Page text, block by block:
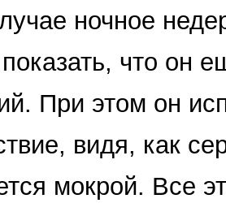
ночное
что он
При этом он
видя, как
мокрой. Все